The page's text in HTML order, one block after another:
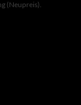
(Neupreis).